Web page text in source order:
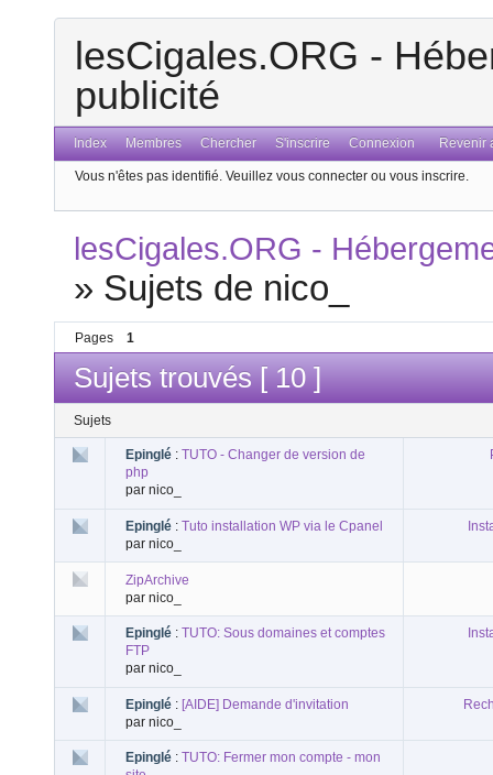
lesCigales.ORG -
publicité
Index Membres Chercher S'inscrire Connexion Revenir
Vous n'êtes pas identifié. Veuillez vous connecter ou vous inscrire.
lesCigales.ORG -
» Sujets de nico_
Pages 1
Sujets trouvés [ 10 ]
Sujets
Epinglé : TUTO - Changer de version de
php
par nico_
Epinglé : Tuto installation WP via le Cpanel
par nico_
ZipArchive
par nico_
Epinglé : TUTO: Sous domaines et comptes
FTP
par nico_
Epinglé : [AIDE] Demande d'invitation
par nico_
Epinglé : TUTO: Fermer mon compte - mon